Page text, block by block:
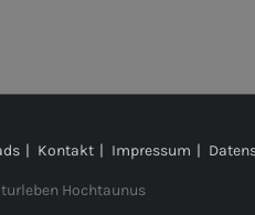
Kontakt Impressum
Hochtaunus